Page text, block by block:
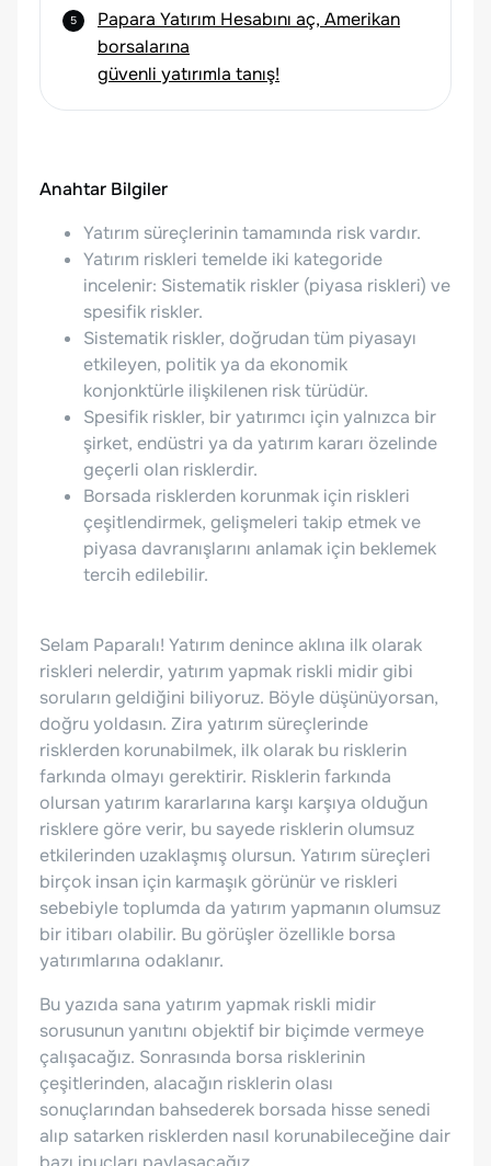
Papara Yatırım Hesabını aç, Amerikan
borsalarına
güvenli yatırımla tanış!
Anahtar Bilgiler
Yatırım süreçlerinin tamamında risk vardır.
Yatırım riskleri temelde iki kategoride
incelenir: Sistematik riskler (piyasa riskleri) ve
spesifik riskler.
Sistematik riskler, doğrudan tüm piyasayı
etkileyen, politik ya da ekonomik
konjonktürle ilişkilenen risk türüdür.
Spesifik riskler, bir yatırımcı için yalnızca bir
şirket, endüstri ya da yatırım kararı özelinde
geçerli olan risklerdir.
Borsada risklerden korunmak için riskleri
çeşitlendirmek, gelişmeleri takip etmek ve
piyasa davranışlarını anlamak için beklemek
tercih edilebilir.
Selam Paparalı! Yatırım denince aklına ilk olarak
riskleri nelerdir, yatırım yapmak riskli midir gibi
soruların geldiğini biliyoruz. Böyle düşünüyorsan,
doğru yoldasın. Zira yatırım süreçlerinde
risklerden korunabilmek, ilk olarak bu risklerin
farkında olmayı gerektirir. Risklerin farkında
olursan yatırım kararlarına karşı karşıya olduğun
risklere göre verir, bu sayede risklerin olumsuz
etkilerinden uzaklaşmış olursun. Yatırım süreçleri
birçok insan için karmaşık görünür ve riskleri
sebebiyle toplumda da yatırım yapmanın olumsuz
bir itibarı olabilir. Bu görüşler özellikle borsa
yatırımlarına odaklanır.
Bu yazıda sana yatırım yapmak riskli midir
sorusunun yanıtını objektif bir biçimde vermeye
çalışacağız. Sonrasında borsa risklerinin
çeşitlerinden, alacağın risklerin olası
sonuçlarından bahsederek borsada hisse senedi
alıp satarken risklerden nasıl korunabileceğine dair